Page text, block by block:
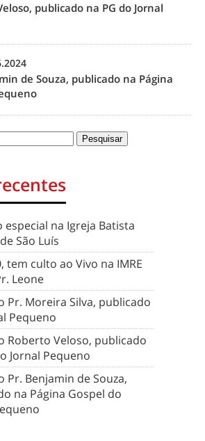
publicado na PG do Jornal
de Souza, publicado na Página
especial na Igreja Batista
São Luís
tem culto ao Vivo na IMRE
Leone
Pr. Moreira Silva, publicado
Pequeno
Roberto Veloso, publicado
Jornal Pequeno
Pr. Benjamin de Souza,
na Página Gospel do